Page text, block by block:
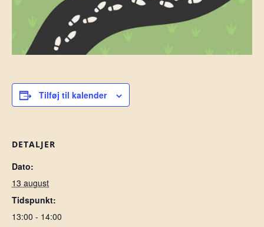
Tilføj til kalender
DETALJER
Dato:
13 august
Tidspunkt:
13:00 - 14:00